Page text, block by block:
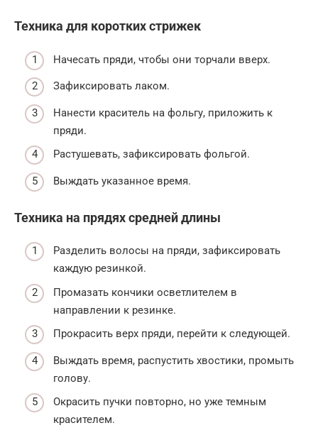
Техника для коротких стрижек
Начесать пряди, чтобы они торчали вверх.
Зафиксировать лаком.
Нанести краситель на фольгу, приложить к
пряди.
Растушевать, зафиксировать фольгой.
Выждать указанное время.
Техника на прядях средней длины
Разделить волосы на пряди, зафиксировать
каждую резинкой.
Промазать кончики осветлителем в
направлении к резинке.
Прокрасить верх пряди, перейти к следующей.
Выждать время, распустить хвостики, промыть
голову.
Окрасить пучки повторно, но уже темным
красителем.